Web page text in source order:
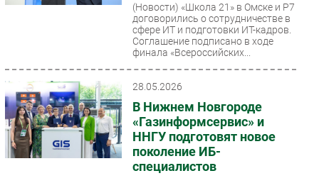
(Новости) «Школа 21» в Омске и Р7
договорились о сотрудничестве в
сфере ИТ и подготовки ИТ-кадров.
Соглашение подписано в ходе
финала «Всероссийских...
28.05.2026
В Нижнем Новгороде
«Газинформсервис» и
ННГУ подготовят новое
поколение ИБ-
специалистов